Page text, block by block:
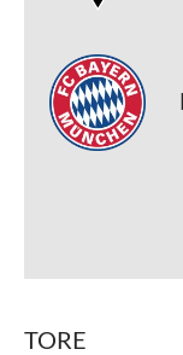
TORE